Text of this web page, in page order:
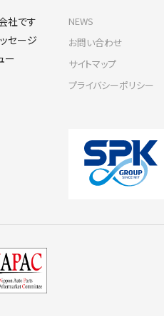
社です
セージ
ー
NEWS
お問い合わせ
サイトマップ
プライバシーポリシー